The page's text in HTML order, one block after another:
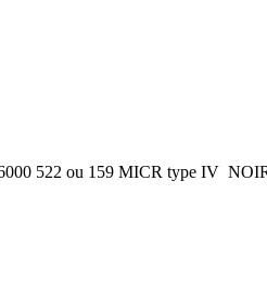
522 ou 159 MICR type IV